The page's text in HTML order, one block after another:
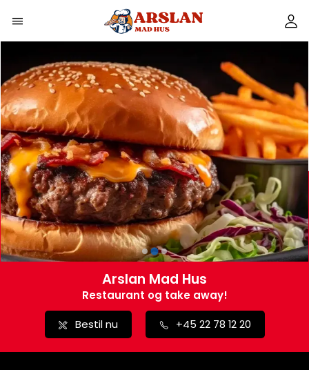
Arslan Mad Hus
Restaurant og take away!
Bestil nu +45 22 78 12 20